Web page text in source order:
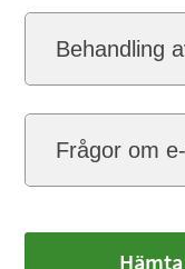
Behandling
Frågor om